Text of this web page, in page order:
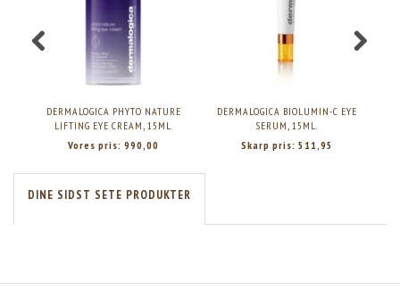
DERMALOGICA PHYTO NATURE
LIFTING EYE CREAM, 15ML.
Vores pris: 990,00
DERMALOGICA BIOLUMIN-C EYE
SERUM, 15ML.
Skarp pris: 511,95
DINE SIDST SETE PRODUKTER